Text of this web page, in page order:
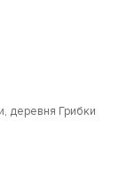
деревня Грибки